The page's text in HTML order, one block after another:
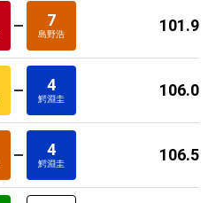
7
島野浩 101.9
4
鰐淵圭 106.0
4
鰐淵圭 106.5